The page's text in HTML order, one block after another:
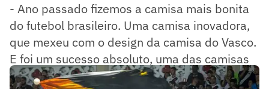
- Ano passado fizemos a camisa mais bonita
do futebol brasileiro. Uma camisa inovadora,
que mexeu com o design da camisa do Vasco.
E foi um sucesso absoluto, uma das camisas
mais vendidas na história do clube.